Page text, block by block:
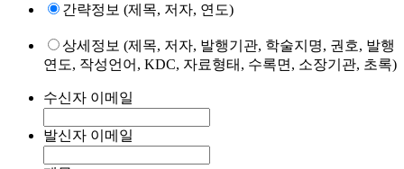
간략정보 (제목, 저자, 연도)
상세정보 (제목, 저자, 발행기관, 학술지명, 권호, 발행
연도, 작성언어, KDC, 자료형태, 수록면, 소장기관, 초록)
수신자 이메일
발신자 이메일